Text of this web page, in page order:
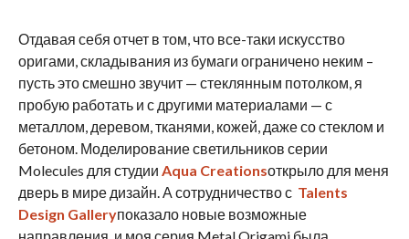
Отдавая себя отчет в том, что все-таки искусство
оригами, складывания из бумаги ограничено неким –
пусть это смешно звучит — стеклянным потолком, я
пробую работать и с другими материалами — с
металлом, деревом, тканями, кожей, даже со стеклом и
бетоном. Моделирование светильников серии
Molecules для студии Aqua Creationsоткрыло для меня
дверь в мире дизайн. А сотрудничество с Talents
Design Galleryпоказало новые возможные
направления, и моя серия Metal Origami была